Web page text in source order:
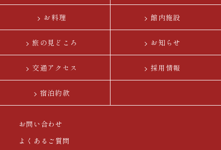
お料理 館内施設
旅の見どころ お知らせ
交通アクセス 採用情報
宿泊約款
お問い合わせ
よくあるご質問